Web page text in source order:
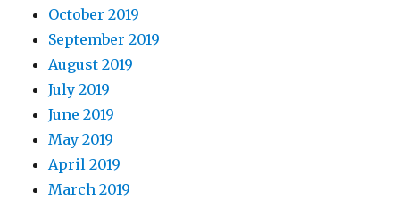
October 2019
September 2019
August 2019
July 2019
June 2019
May 2019
April 2019
March 2019